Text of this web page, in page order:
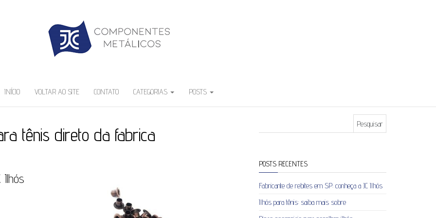
INÍCIO VOLTAR AO SITE CONTATO CATEGORIAS POSTS
tênis direto da fabrica
Ilhós
POSTS RECENTES
Fabricante de rebites em SP: conheça a JC Ilhós
Ilhós para tênis: saiba mais sobre